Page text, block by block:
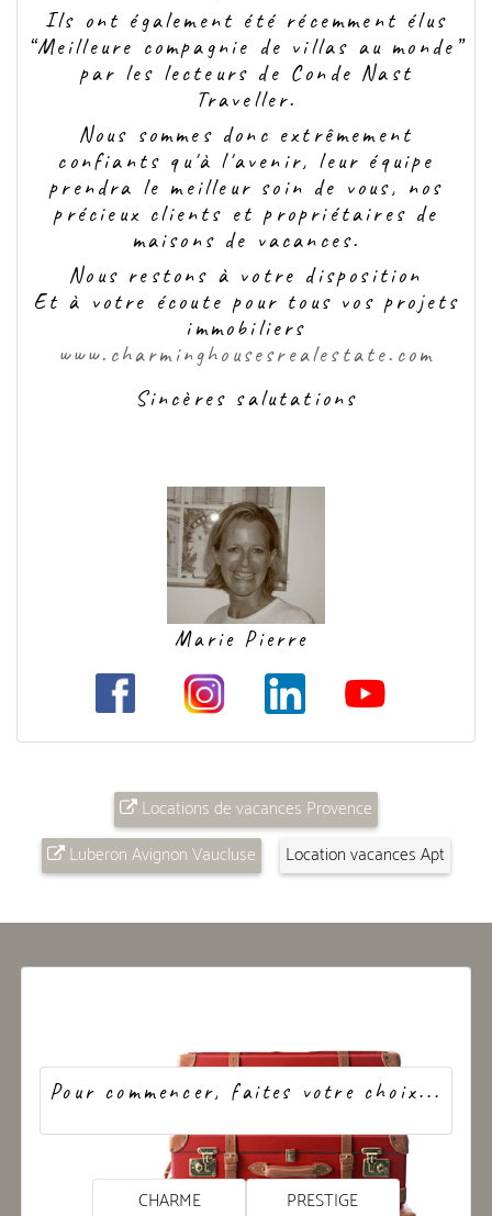
Ils ont également été récemment élus
“Meilleure compagnie de villas au monde”
par les lecteurs de Conde Nast
Traveller.
Nous sommes donc extrêmement
confiants qu'à l'avenir, leur équipe
prendra le meilleur soin de vous, nos
précieux clients et propriétaires de
maisons de vacances.
Nous restons à votre disposition
Et à votre écoute pour tous vos projets
immobiliers
www.charminghousesrealestate.com
Sincères salutations
Marie Pierre
Locations de vacances Provence
Luberon Avignon Vaucluse
Location vacances Apt
Pour commencer, faites votre choix...
CHARME PRESTIGE